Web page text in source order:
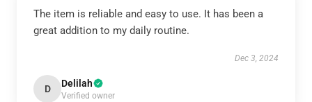
The item is reliable and easy to use. It has been a
great addition to my daily routine.
Dec 3, 2024
D Delilah
Verified owner